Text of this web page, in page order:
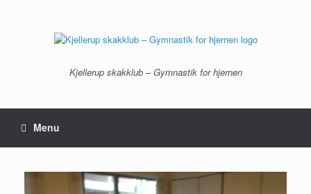
Kjellerup skakklub – Gymnastik for hjernen
Menu